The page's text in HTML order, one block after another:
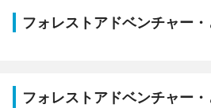
フォレストアドベンチャー
フォレストアドベンチャー